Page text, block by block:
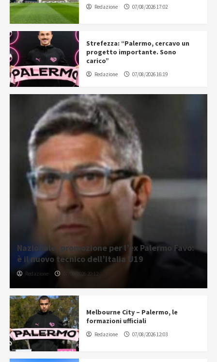
Redazione 07/08/2026 17:02
Strefezza: “Palermo, cercavo un
progetto importante. Sono
carico”
Redazione 07/08/2026 16:19
Nazionale, promozione per l’ex Palermo Favo:
è il nuovo tecnico dell’Italia U19
Redazione 07/08/2026 20:12
Melbourne City – Palermo, le
formazioni ufficiali
Redazione 07/08/2026 12:03